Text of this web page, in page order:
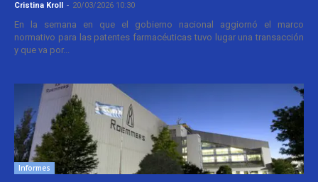
Cristina Kroll - 20/03/2026 10:30
En la semana en que el gobierno nacional aggiornó el marco
normativo para las patentes farmacéuticas tuvo lugar una transacción
y que va por...
Informes